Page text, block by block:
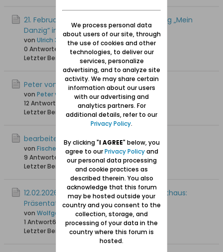
21. Februar 2026: Eröffnung der Ausstellung „Mein
Danzig“ im Forum Gdańsk
von Ulrich 31
0 Antworten
137 Hits0 Likes
Letzter Beitrag
20.02.2026, 13:57
Peter von Groddeck
von Peter von Groddeck
12 Antworten
247 Hits0 Likes
Letzter Beitrag13.02.2026, 10:43
bearbeiten - editieren
von Fischersjung
9 Antworten
228 Hits0 Likes
Letzter Beitrag
11.02.2026, 22:21
12.02.2026 / 17:00 Uhr Rechtstädtische Rathaus:
Präsentation des Buhse-Plans
von Wolfgang
1 Antwort68 Hits0 Likes
Letzter Beitrag10.02.2026, 18:41
We process personal data
about users of our site, through
the use of cookies and other
technologies, to deliver our
services, personalize
advertising, and to analyze site
activity. We may share certain
information about our users
with our advertising and
analytics partners. For
additional details, refer to our
Privacy Policy.
By clicking "I AGREE" below, you
agree to ourPrivacy Policyand
our personal data processing
and cookie practices as
described therein. You also
acknowledge that this forum
may be hosted outside your
country and you consent to the
collection, storage, and
processing of your data in the
country where this forum is
hosted.